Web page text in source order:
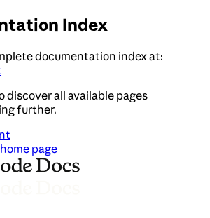
Index
documentation index at:
discover all available pages
further.
home page